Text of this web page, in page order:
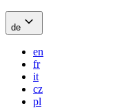
de
en
fr
it
cz
pl